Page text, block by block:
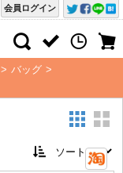
会員ログイン
> バッグ >